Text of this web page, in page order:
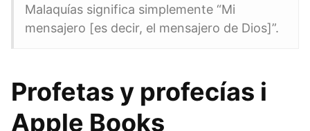
Malaquías significa simplemente “Mi
mensajero [es decir, el mensajero de Dios]”.
‎Profetas y profecías i
Apple Books